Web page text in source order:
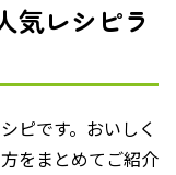
気レシピラ
ピです。おいしく
をまとめてご紹介